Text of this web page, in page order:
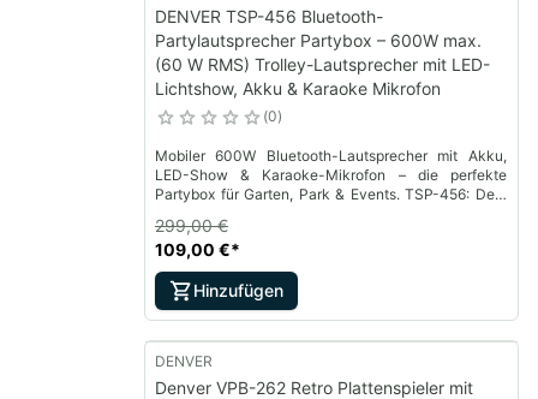
DENVER TSP-456 Bluetooth-
Partylautsprecher Partybox – 600W max.
(60 W RMS) Trolley-Lautsprecher mit LED-
Lichtshow, Akku & Karaoke Mikrofon
0
Mobiler 600W Bluetooth-Lautsprecher mit Akku,
LED-Show & Karaoke-Mikrofon – die perfekte
Partybox für Garten, Park & Events. TSP-456: Dein
109,00 €*
299,00 €
Hinzufügen
DENVER
Denver VPB-262 Retro Plattenspieler mit